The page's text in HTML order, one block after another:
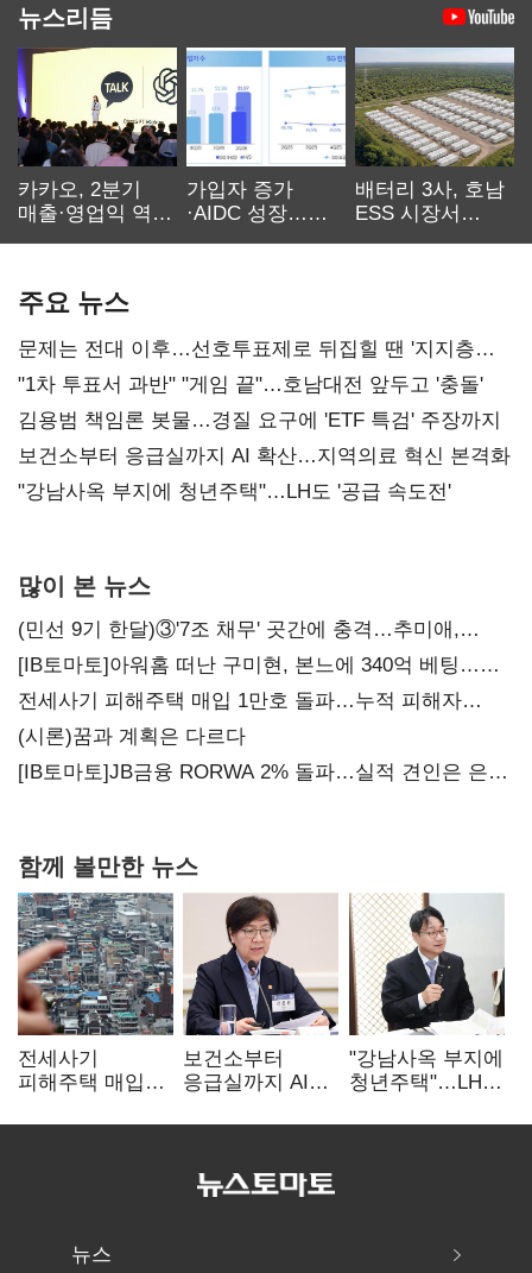
뉴스리듬
카카오, 2분기
매출·영업익 역대
가입자 증가
·AIDC 성장…
배터리 3사, 호남
ESS 시장서
주요 뉴스
문제는 전대 이후…선호투표제로 뒤집힐 땐 '지지층
불복'
"1차 투표서 과반" "게임 끝"…호남대전 앞두고 '충돌'
김용범 책임론 봇물…경질 요구에 'ETF 특검' 주장까지
보건소부터 응급실까지 AI 확산…지역의료 혁신 본격화
"강남사옥 부지에 청년주택"…LH도 '공급 속도전'
많이 본 뉴스
(민선 9기 한달)③'7조 채무' 곳간에 충격…추미애,
20년만에 '비상재정' 선언 승부수
[IB토마토]아워홈 떠난 구미현, 본느에 340억 베팅…
가족 지배체제 구축
전세사기 피해주택 매입 1만호 돌파…누적 피해자
4만278명
(시론)꿈과 계획은 다르다
[IB토마토]JB금융 RORWA 2% 돌파…실적 견인은 은행
함께 볼만한 뉴스
전세사기
피해주택 매입
누적 피해자
보건소부터
응급실까지 AI
혁신 본격화
"강남사옥 부지에
청년주택"…LH도
뉴스